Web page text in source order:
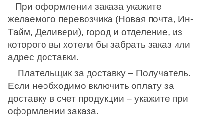
При оформлении заказа укажите
желаемого перевозчика (Новая почта, Ин-
Тайм, Деливери), город и отделение, из
которого вы хотели бы забрать заказ или
адрес доставки.
Плательщик за доставку – Получатель.
Если необходимо включить оплату за
доставку в счет продукции – укажите при
оформлении заказа.